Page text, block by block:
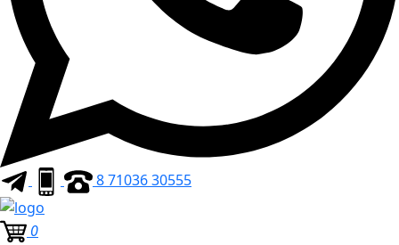
8 71036 30555
0